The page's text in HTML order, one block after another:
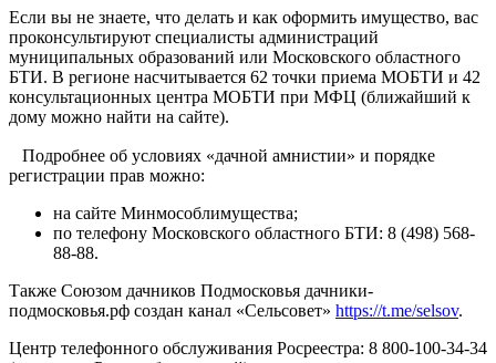
Если вы не знаете, что делать и как оформить имущество, вас
проконсультируют специалисты администраций
муниципальных образований или Московского областного
БТИ. В регионе насчитывается 62 точки приема МОБТИ и 42
консультационных центра МОБТИ при МФЦ (ближайший к
дому можно найти на сайте).
⠀Подробнее об условиях «дачной амнистии» и порядке
регистрации прав можно:
на сайте Минмособлимущества;
по телефону Московского областного БТИ: 8 (498) 568-
88-88.
Также Союзом дачников Подмосковья дачники-
подмосковья.рф создан канал «Сельсовет» https://t.me/selsov.
Центр телефонного обслуживания Росреестра: 8 800-100-34-34